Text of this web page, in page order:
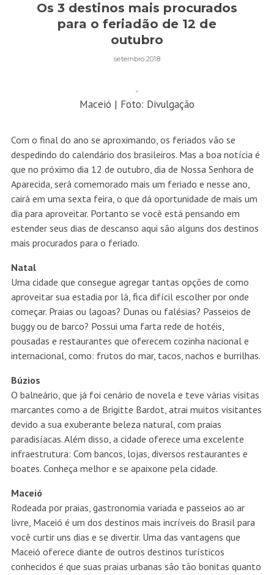
Os 3 destinos mais procurados
para o feriadão de 12 de
outubro
setembro 2018
Maceió | Foto: Divulgação
Com o final do ano se aproximando, os feriados vão se
despedindo do calendário dos brasileiros. Mas a boa notícia é
que no próximo dia 12 de outubro, dia de Nossa Senhora de
Aparecida, será comemorado mais um feriado e nesse ano,
cairá em uma sexta feira, o que dá oportunidade de mais um
dia para aproveitar. Portanto se você está pensando em
estender seus dias de descanso aqui são alguns dos destinos
mais procurados para o feriado.
Natal
Uma cidade que consegue agregar tantas opções de como
aproveitar sua estadia por lá, fica difícil escolher por onde
começar. Praias ou lagoas? Dunas ou falésias? Passeios de
buggy ou de barco? Possui uma farta rede de hotéis,
pousadas e restaurantes que oferecem cozinha nacional e
internacional, como: frutos do mar, tacos, nachos e burrilhas.
Búzios
O balneário, que já foi cenário de novela e teve várias visitas
marcantes como a de Brigitte Bardot, atrai muitos visitantes
devido a sua exuberante beleza natural, com praias
paradisíacas. Além disso, a cidade oferece uma excelente
infraestrutura: Com bancos, lojas, diversos restaurantes e
boates. Conheça melhor e se apaixone pela cidade.
Maceió
Rodeada por praias, gastronomia variada e passeios ao ar
livre, Maceió é um dos destinos mais incríveis do Brasil para
você curtir uns dias e se divertir. Uma das vantagens que
Maceió oferece diante de outros destinos turísticos
conhecidos é que suas praias urbanas são tão bonitas quanto